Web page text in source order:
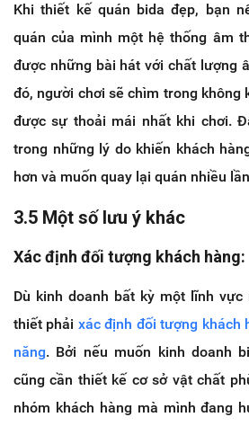
Khi thiết kế quán bida đẹp, bạn
quán của mình một hệ thống âm
được những bài hát với chất lượng
đó, người chơi sẽ chìm trong không
được sự thoải mái nhất khi chơi.
trong những lý do khiến khách
hơn và muốn quay lại quán nhiều
3.5 Một số lưu ý khác
Xác định đối tượng khách hàng:
Dù kinh doanh bất kỳ một lĩnh vực
thiết phải xác định đối tượng khách
năng. Bởi nếu muốn kinh doanh
cũng cần thiết kế cơ sở vật chất
nhóm khách hàng mà mình đang